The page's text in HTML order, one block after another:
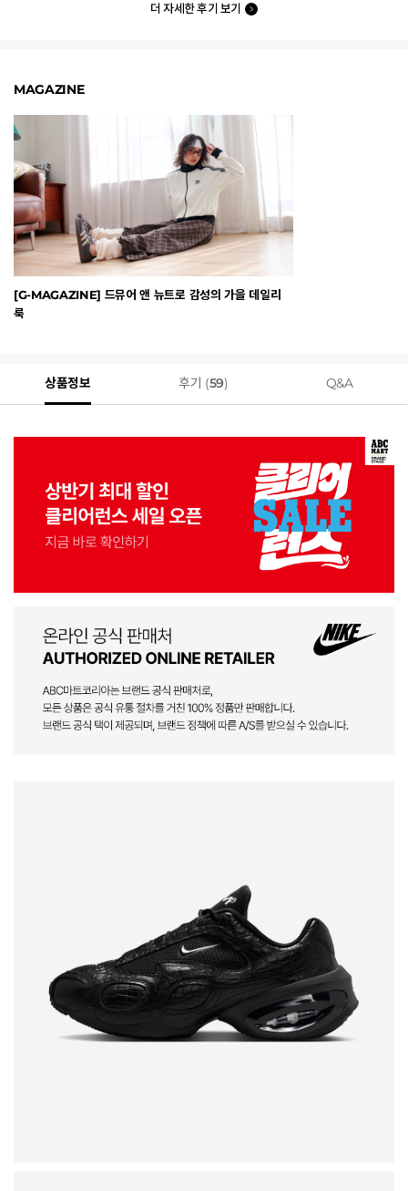
더 자세한 후기 보기
MAGAZINE
[G-MAGAZINE] 드뮤어 앤 뉴트로 감성의 가을 데일리
룩
상품정보 후기 (59) Q&A